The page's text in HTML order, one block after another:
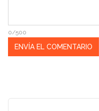
0/500